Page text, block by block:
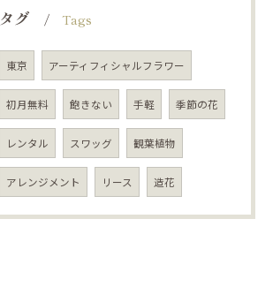
タグ Tags
東京 アーティフィシャルフラワー
初月無料 飽きない 手軽 季節の花
レンタル スワッグ 観葉植物
アレンジメント リース 造花